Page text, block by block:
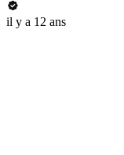
il y a 12 ans